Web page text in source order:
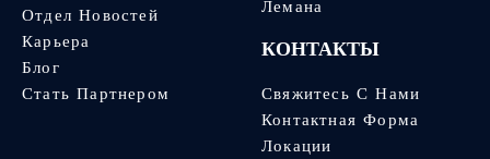
Отдел Новостей
Карьера
Блог
Стать Партнером
Лемана
КОНТАКТЫ
Свяжитесь С Нами
Контактная Форма
Локации